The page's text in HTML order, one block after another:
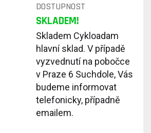
DOSTUPNOST
SKLADEM!
Skladem Cykloadam
hlavní sklad. V případě
vyzvednutí na pobočce
v Praze 6 Suchdole, Vás
budeme informovat
telefonicky, případně
emailem.